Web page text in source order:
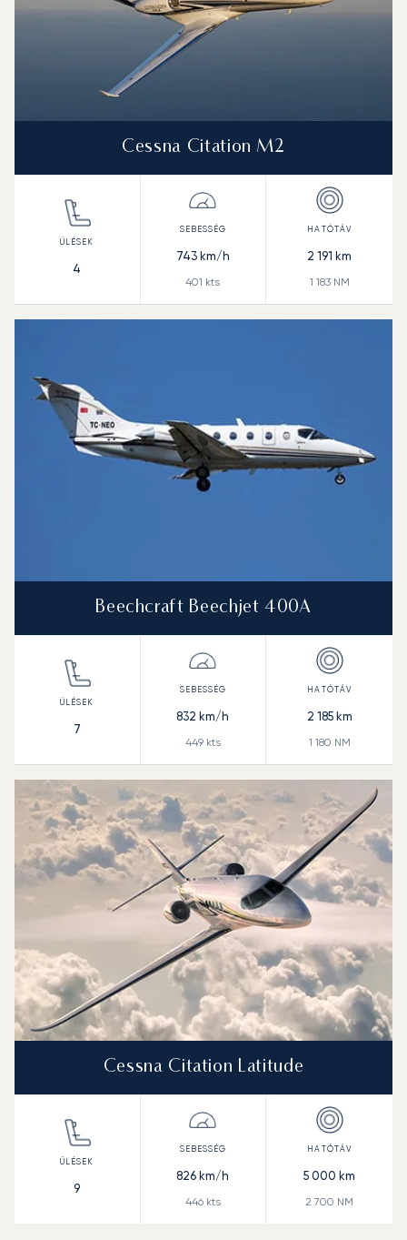
Cessna Citation M2
4
743km/h
401 kts
2 191 km
1 183NM
Beechcraft Beechjet 400A
7
832 km/h
449kts
2 185km
1 180 NM
Cessna Citation Latitude
9
826 km/h
446kts
5 000 km
2 700 NM